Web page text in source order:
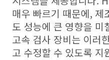
매우 빠르기 때문에, 제
도 성능에 큰 영향을 미
고속 검사 장비는 이러
고 수정할 수 있도록 지